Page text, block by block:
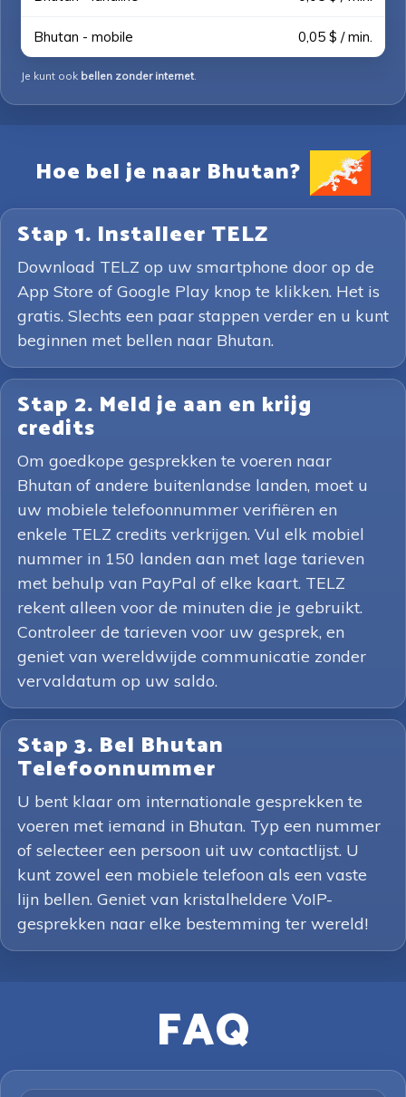
Bhutan - mobile 0,05 $ / min.
Je kunt ook bellen zonder internet.
Hoe bel je naar Bhutan?
Stap 1. Installeer TELZ
Download TELZ op uw smartphone door op de
App Store of Google Play knop te klikken. Het is
gratis. Slechts een paar stappen verder en u kunt
beginnen met bellen naar Bhutan.
Stap 2. Meld je aan en krijg
credits
Om goedkope gesprekken te voeren naar
Bhutan of andere buitenlandse landen, moet u
uw mobiele telefoonnummer verifiëren en
enkele TELZ credits verkrijgen. Vul elk mobiel
nummer in 150 landen aan met lage tarieven
met behulp van PayPal of elke kaart. TELZ
rekent alleen voor de minuten die je gebruikt.
Controleer de tarieven voor uw gesprek, en
geniet van wereldwijde communicatie zonder
vervaldatum op uw saldo.
Stap 3. Bel Bhutan
Telefoonnummer
U bent klaar om internationale gesprekken te
voeren met iemand in Bhutan. Typ een nummer
of selecteer een persoon uit uw contactlijst. U
kunt zowel een mobiele telefoon als een vaste
lijn bellen. Geniet van kristalheldere VoIP-
gesprekken naar elke bestemming ter wereld!
FAQ